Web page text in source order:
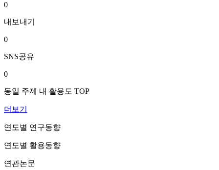
0
내보내기
0
SNS공유
0
동일 주제 내 활용도 TOP
더보기
연도별 연구동향
연도별 활용동향
연관논문